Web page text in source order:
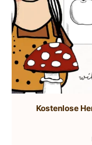
Kostenlose